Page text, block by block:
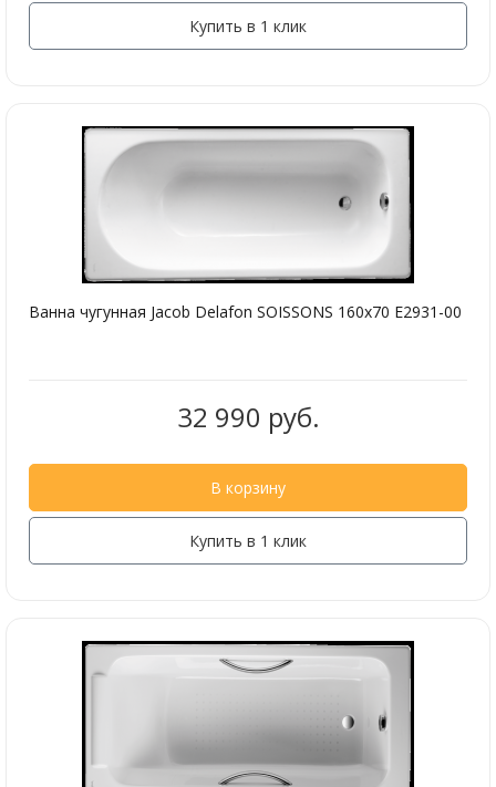
Купить в 1 клик
Ванна чугунная Jacob Delafon SOISSONS 160х70 E2931-00
32 990 руб.
В корзину
Купить в 1 клик